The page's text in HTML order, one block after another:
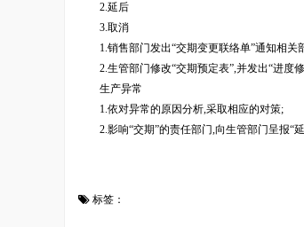
2.延后
3.取消
1.销售部门发出“交期变更联络单”通知相关
2.生管部门修改“交期预定表”,并发出“进度修
生产异常
1.依对异常的原因分析,采取相应的对策;
2.影响“交期”的责任部门,向生管部门呈报“延
标签：